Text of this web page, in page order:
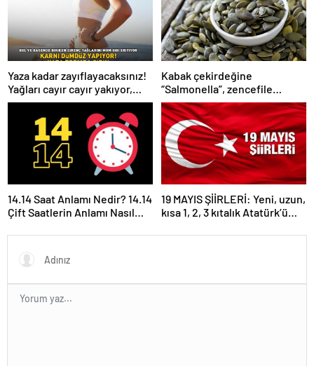
Yaza kadar zayıflayacaksınız!
Yağları cayır cayır yakıyor,
karnı dümdüz yapıyor! Diyet
kabak çorbası tarifi ve püf
noktaları!
Kabak çekirdeğine
“Salmonella”, zencefile
“Bacillus cereus” nasıl
bulaşıyor?
14.14 Saat Anlamı Nedir? 14.14
Çift Saatlerin Anlamı Nasıl
19 MAYIS ŞİİRLERİ: Yeni, uzun,
kısa 1, 2, 3 kıtalık Atatürk’ü
Bayramı şiirleri…